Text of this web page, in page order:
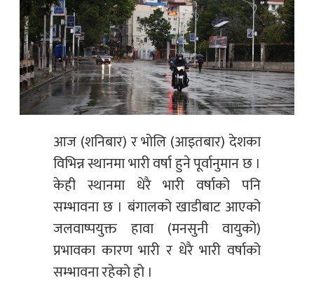
आज (शनिबार) र भोलि (आइतबार) देशका
विभिन्न स्थानमा भारी वर्षा हुने पूर्वानुमान छ ।
केही स्थानमा धेरै भारी वर्षाको पनि
सम्भावना छ । बंगालको खाडीबाट आएको
जलवाष्पयुक्त हावा (मनसुनी वायुको)
प्रभावका कारण भारी र धेरै भारी वर्षाको
सम्भावना रहेको हो ।